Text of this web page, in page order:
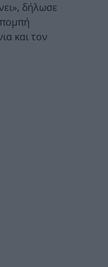
δήλωσε
και τον